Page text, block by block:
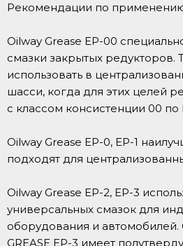
Рекомендации по
Oilway Grease EP-00
смазки закрытых
использовать в
шасси, когда для этих целей
с классом консистенции 00 по
Oilway Grease EP-0, EP-1
подходят для
Oilway Grease EP-2, EP-3
универсальных смазок для
оборудования и автомобилей.
GREASE EP-3 имеет